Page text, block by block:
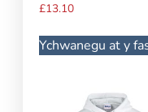
£13.10
Ychwanegu at y